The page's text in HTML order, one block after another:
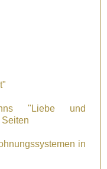
"Liebe und
in